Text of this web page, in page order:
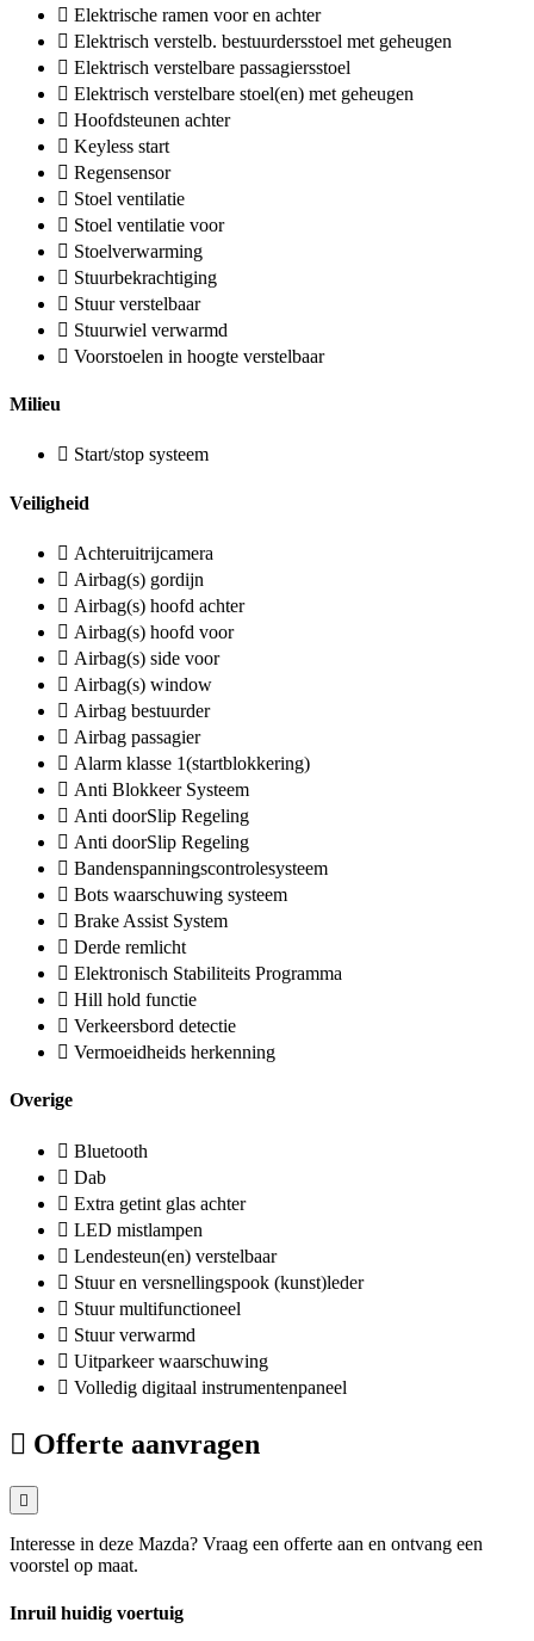
Elektrische ramen voor en achter
Elektrisch verstelb. bestuurdersstoel met geheugen
Elektrisch verstelbare passagiersstoel
Elektrisch verstelbare stoel(en) met geheugen
Hoofdsteunen achter
Keyless start
Regensensor
Stoel ventilatie
Stoel ventilatie voor
Stoelverwarming
Stuurbekrachtiging
Stuur verstelbaar
Stuurwiel verwarmd
Voorstoelen in hoogte verstelbaar
Milieu
Start/stop systeem
Veiligheid
Achteruitrijcamera
Airbag(s) gordijn
Airbag(s) hoofd achter
Airbag(s) hoofd voor
Airbag(s) side voor
Airbag(s) window
Airbag bestuurder
Airbag passagier
Alarm klasse 1(startblokkering)
Anti Blokkeer Systeem
Anti doorSlip Regeling
Anti doorSlip Regeling
Bandenspanningscontrolesysteem
Bots waarschuwing systeem
Brake Assist System
Derde remlicht
Elektronisch Stabiliteits Programma
Hill hold functie
Verkeersbord detectie
Vermoeidheids herkenning
Overige
Bluetooth
Dab
Extra getint glas achter
LED mistlampen
Lendesteun(en) verstelbaar
Stuur en versnellingspook (kunst)leder
Stuur multifunctioneel
Stuur verwarmd
Uitparkeer waarschuwing
Volledig digitaal instrumentenpaneel
Offerte aanvragen
Interesse in deze Mazda? Vraag een offerte aan en ontvang een
voorstel op maat.
Inruil huidig voertuig